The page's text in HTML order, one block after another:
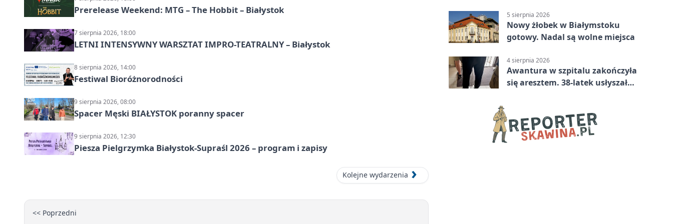
Prerelease Weekend: MTG – The Hobbit – Białystok
7 sierpnia 2026, 18:00
LETNI INTENSYWNY WARSZTAT IMPRO-TEATRALNY – Białystok
8 sierpnia 2026, 14:00
Festiwal Bioróżnorodności
9 sierpnia 2026, 08:00
Spacer Męski BIAŁYSTOK poranny spacer
9 sierpnia 2026, 12:30
Piesza Pielgrzymka Białystok-Supraśl 2026 – program i zapisy
Kolejne wydarzenia
<< Poprzedni
5 sierpnia 2026
Nowy żłobek w Białymstoku
gotowy. Nadal są wolne miejsca
4 sierpnia 2026
Awantura w szpitalu zakończyła
się aresztem. 38-latek usłyszał